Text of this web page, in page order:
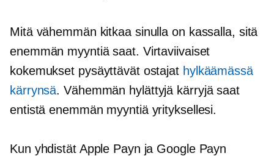
Mitä vähemmän kitkaa sinulla on kassalla, sitä
enemmän myyntiä saat. Virtaviivaiset
kokemukset pysäyttävät ostajat hylkäämässä
kärrynsä. Vähemmän hylättyjä kärryjä saat
entistä enemmän myyntiä yrityksellesi.
Kun yhdistät Apple Payn ja Google Payn